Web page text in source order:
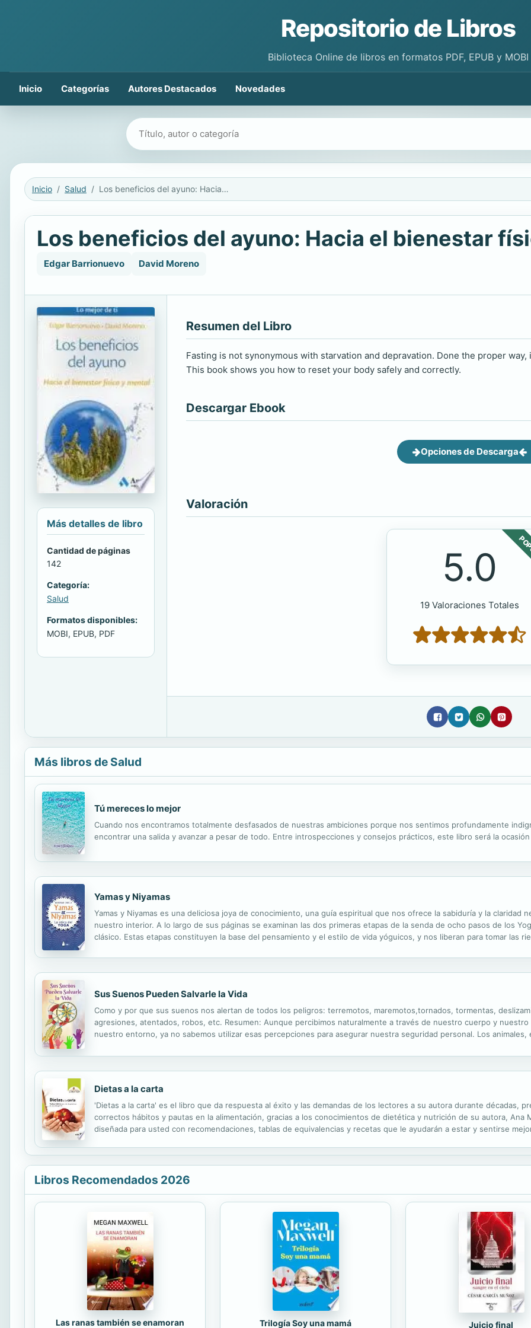
Repositorio de Libros
Biblioteca Online de libros en formatos PDF, EPUB y MOBI
Inicio Categorías Autores Destacados Novedades
Buscar libros
Inicio Salud Los beneficios del ayuno: Hacia el bienestar físico y mental
Los beneficios del ayuno: Hacia el bienestar
Edgar Barrionuevo David Moreno
Más detalles de libro
Cantidad de páginas
142
Categoría:
Salud
Formatos disponibles:
MOBI, EPUB, PDF
Resumen del Libro
Fasting is not synonymous with starvation and depravation. Done the proper
This book shows you how to reset your body safely and correctly.
Descargar Ebook
Opciones de Descarga
Valoración
5.0
19 Valoraciones Totales
Más libros de Salud
Tú mereces lo mejor
Cuando nos encontramos totalmente desfasados de nuestras ambiciones porque nos sentimos profundamente
encontrar una salida y avanzar a pesar de todo. Entre introspecciones y consejos prácticos, este libro será la
Yamas y Niyamas
Yamas y Niyamas es una deliciosa joya de conocimiento, una guía espiritual que nos ofrece la sabiduría y la claridad
nuestro interior. A lo largo de sus páginas se examinan las dos primeras etapas de la senda de ocho pasos de los
clásico. Estas etapas constituyen la base del pensamiento y el estilo de vida yóguicos, y nos liberan para tomar las
Sus Suenos Pueden Salvarle la Vida
Como y por que sus suenos nos alertan de todos los peligros: terremotos, maremotos,tornados, tormentas,
agresiones, atentados, robos, etc. Resumen: Aunque percibimos naturalmente a través de nuestro cuerpo y
nuestro entorno, ya no sabemos utilizar esas percepciones para asegurar nuestra seguridad personal. Los
Dietas a la carta
'Dietas a la carta' es el libro que da respuesta al éxito y las demandas de los lectores a su autora durante décadas,
correctos hábitos y pautas en la alimentación, gracias a los conocimientos de dietética y nutrición de su autora, Ana
diseñada para usted con recomendaciones, tablas de equivalencias y recetas que le ayudarán a estar y sentirse
Libros Recomendados 2026
Las ranas también se enamoran Trilogía Soy una mamá Juicio final